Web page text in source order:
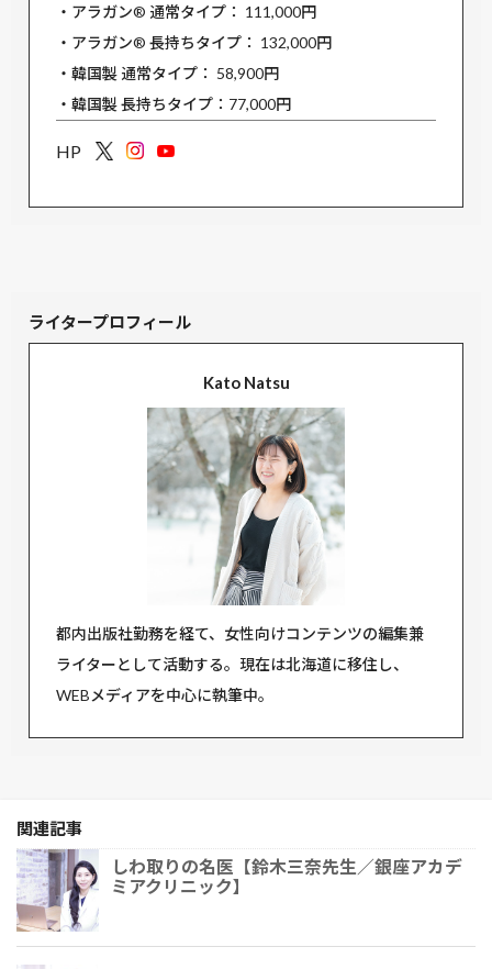
・アラガン® 通常タイプ： 111,000円
・アラガン® 長持ちタイプ： 132,000円
・韓国製 通常タイプ： 58,900円
・韓国製 長持ちタイプ：77,000円
HP
ライタープロフィール
Kato Natsu
都内出版社勤務を経て、女性向けコンテンツの編集兼
ライターとして活動する。現在は北海道に移住し、
WEBメディアを中心に執筆中。
関連記事
しわ取りの名医【鈴木三奈先生／銀座アカデ
ミアクリニック】